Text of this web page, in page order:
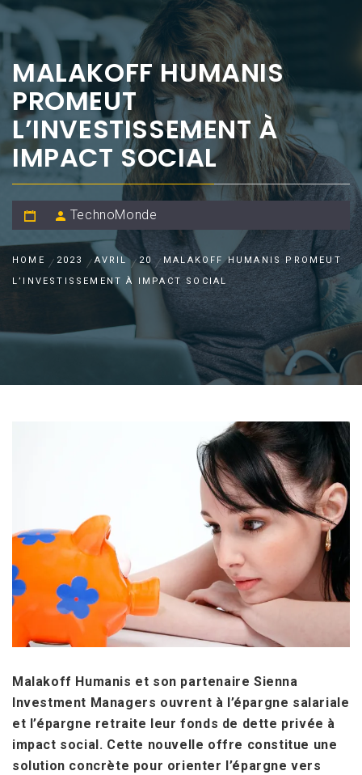
MALAKOFF HUMANIS
PROMEUT
L’INVESTISSEMENT À
IMPACT SOCIAL
TechnoMonde
HOME 2023 AVRIL 20
MALAKOFF HUMANIS PROMEUT
L’INVESTISSEMENT À IMPACT SOCIAL
Malakoff Humanis et son partenaire Sienna
Investment Managers ouvrent à l’épargne salariale
et l’épargne retraite leur fonds de dette privée à
impact social. Cette nouvelle offre constitue une
solution concrète pour orienter l’épargne vers